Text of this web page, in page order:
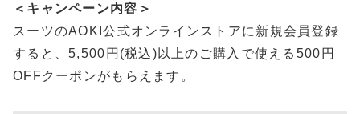
＜キャンペーン内容＞
スーツのAOKI公式オンラインストアに新規会員登録
すると、5,500円(税込)以上のご購入で使える500円
OFFクーポンがもらえます。